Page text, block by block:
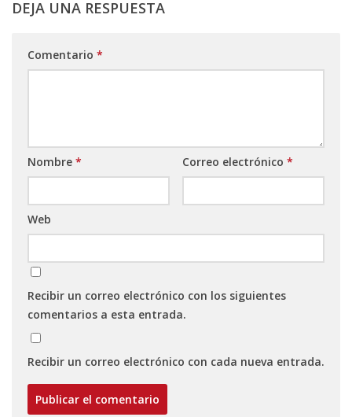
DEJA UNA RESPUESTA
Comentario *
Nombre * Correo electrónico *
Web
Recibir un correo electrónico con los siguientes
comentarios a esta entrada.
Recibir un correo electrónico con cada nueva entrada.